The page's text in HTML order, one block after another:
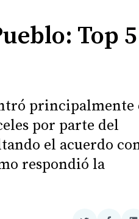
Top 5
principalmente
por parte del
el acuerdo
respondió la